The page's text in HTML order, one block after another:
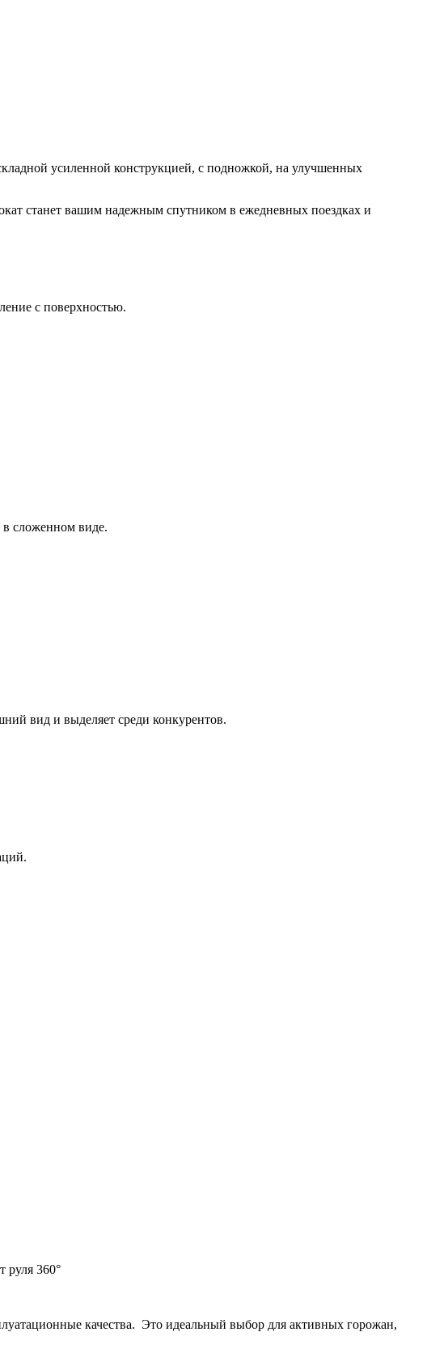
усиленной конструкцией, с подножкой, на улучшенных
станет вашим надежным спутником в ежедневных поездках и
с поверхностью.
в сложенном виде.
вид и выделяет среди конкурентов.
руля 360°
качества. Это идеальный выбор для активных горожан,